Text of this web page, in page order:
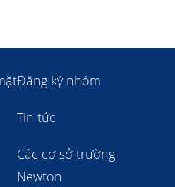
Đăng ký nhóm
Tin tức
Các cơ sở trường
Newton